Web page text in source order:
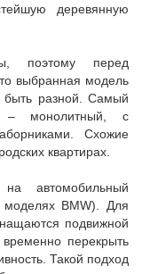
деревянную
поэтому перед
выбранная модель
быть разной. Самый
– монолитный, с
Схожие
квартирах.
автомобильный
моделях BMW). Для
подвижной
перекрыть
Такой подход